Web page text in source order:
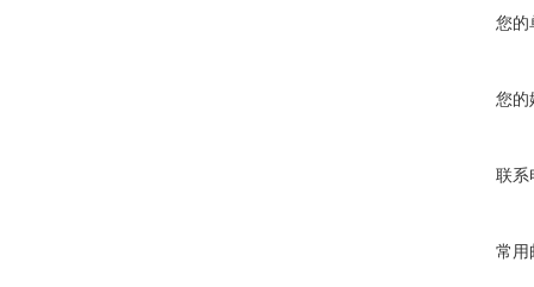
您的
您的
联系
常用